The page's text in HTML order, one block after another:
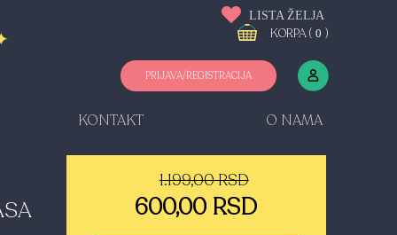
PRIJAVA/REGISTRACIJA
LISTA ŽELJA
KORPA ( 0 )
KONTAKT O NAMA
1.199,00 RSD
600,00 RSD